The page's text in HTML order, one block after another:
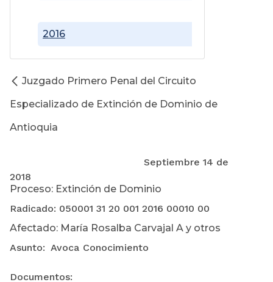
2016
Juzgado Primero Penal del Circuito
Especializado de Extinción de Dominio de
Antioquia
Septiembre 14 de
2018
Proceso: Extinción de Dominio
Radicado: 050001 31 20 001 2016 00010 00
Afectado: María Rosalba Carvajal A y otros
Asunto: Avoca Conocimiento
Documentos: